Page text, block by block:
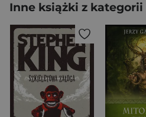
Inne książki z kategorii